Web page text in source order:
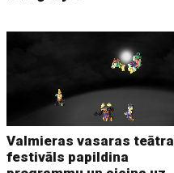
Valmieras vasaras teātra
festivāls papildina